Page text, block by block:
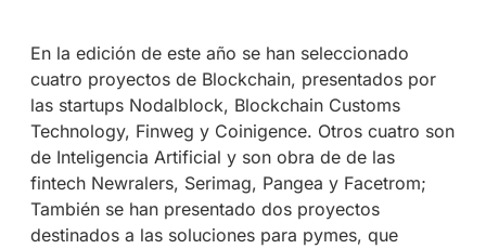
En la edición de este año se han seleccionado
cuatro proyectos de Blockchain, presentados por
las startups Nodalblock, Blockchain Customs
Technology, Finweg y Coinigence. Otros cuatro son
de Inteligencia Artificial y son obra de de las
fintech Newralers, Serimag, Pangea y Facetrom;
También se han presentado dos proyectos
destinados a las soluciones para pymes, que